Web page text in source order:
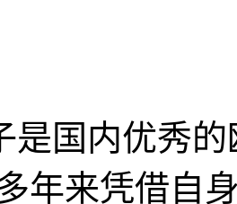
是国内优秀
年来凭借自